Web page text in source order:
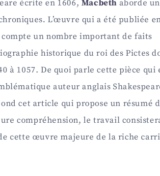
écrite en 1606, Macbeth aborde
L’œuvre qui a été publiée
un nombre important de faits
historique du roi des Pictes
à 1057. De quoi parle cette pièce qui
auteur anglais
cet article qui propose un résumé
compréhension, le travail
cette œuvre majeure de la riche